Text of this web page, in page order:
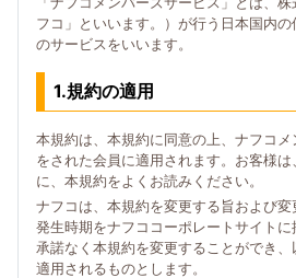
フコ」といいます。）が行う日本国内
のサービスをいいます。
1.規約の適用
本規約は、本規約に同意の上、ナフコ
をされた会員に適用されます。お客様
に、本規約をよくお読みください。
ナフコは、本規約を変更する旨および
発生時期をナフココーポレートサイト
承諾なく本規約を変更することができ
適用されるものとします。